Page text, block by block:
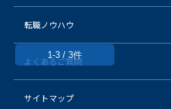
1-3 / 3件
転職ノウハウ
よくあるご質問
サイトマップ